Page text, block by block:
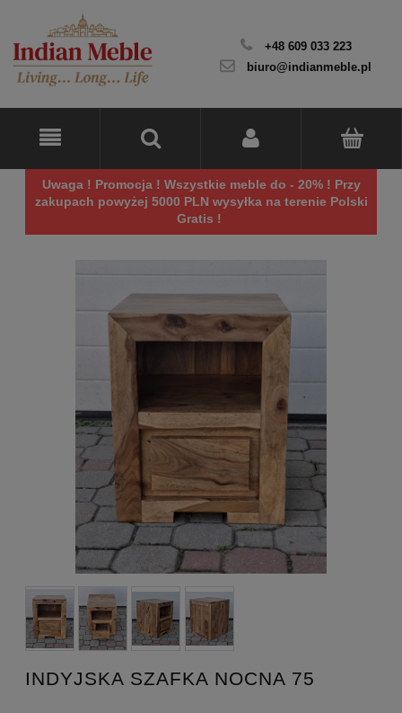
+48 609 033 223
biuro@indianmeble.pl
Uwaga ! Promocja ! Wszystkie meble do - 20% ! Przy
zakupach powyżej 5000 PLN wysyłka na terenie Polski
Gratis !
INDYJSKA SZAFKA NOCNA 75